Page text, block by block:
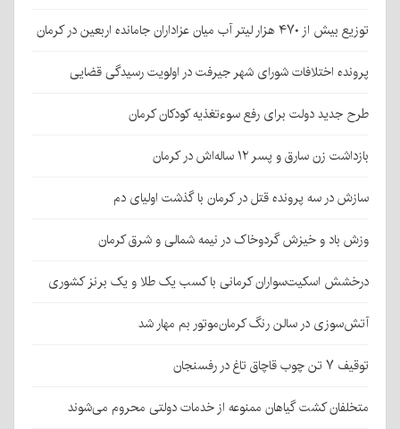
توزیع بیش از ۴۷۰ هزار لیتر آب میان عزاداران جامانده اربعین در کرمان
پرونده اختلافات شورای شهر جیرفت در اولویت رسیدگی قضایی
طرح جدید دولت برای رفع سوءتغذیه کودکان کرمان
بازداشت زن سارق و پسر ۱۲ ساله‌اش در کرمان
سازش در سه پرونده قتل در کرمان با گذشت اولیای دم
وزش باد و خیزش گردوخاک در نیمه شمالی و شرق کرمان
درخشش اسکیت‌سواران کرمانی با کسب یک طلا و یک برنز کشوری
آتش‌سوزی در سالن رنگ کرمان‌موتور بم مهار شد
توقیف ۷ تن چوب قاچاق تاغ در رفسنجان
متخلفان کشت گیاهان ممنوعه از خدمات دولتی محروم می‌شوند